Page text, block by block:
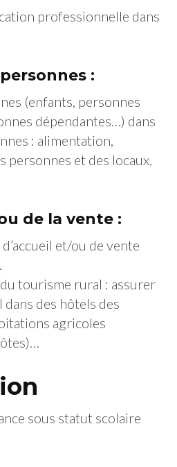
professionnelle dans
:
(enfants, personnes
dépendantes…) dans
: alimentation,
personnes et des locaux,
de la vente :
et/ou de vente
tourisme rural : assurer
dans des hôtels des
agricoles
sous statut scolaire